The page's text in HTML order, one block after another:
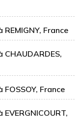
France
France